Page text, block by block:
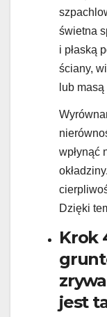
świetna
i płaską
ściany,
lub
wpłynąć
Dzięki
Krok
jest